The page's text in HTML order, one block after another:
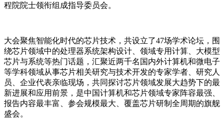
程院院士领衔组成指导委员会。
大会聚焦智能化时代的芯片技术，共设立了47场学术论坛，围
绕芯片领域中的处理器系统架构设计、领域专用计算、大模型
芯片与系统等热门话题，汇聚近两千名国内外计算机和微电子
等学科领域从事芯片相关研究与技术开发的专家学者、研究人
员、企业代表亲临现场，共同探讨芯片领域发展大趋势下的最
新进展和应用前景，是中国计算机和芯片领域专家阵容最强、
报告内容最丰富、参会规模最大、覆盖芯片研制全周期的旗舰
盛会。